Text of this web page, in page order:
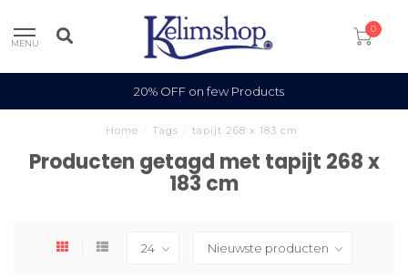
MENU
0
20% OFF on few Products
Home Tags tapijt 268 x 183 cm
Producten getagd met tapijt 268 x
183 cm